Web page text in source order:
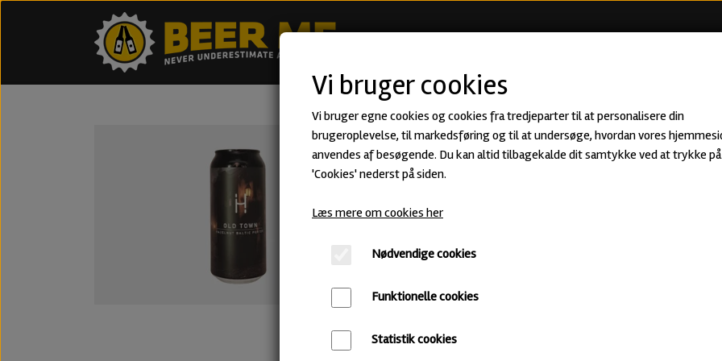
Old Town - Baltic Porter fra
60,00 kr.
Baltic Porter · ABV: 7,2% · Dåse: 44 cl.
Vi bruger cookies
Vi bruger egne cookies og cookies fra tredjeparter til at personalisere din
brugeroplevelse, til markedsføring og til at undersøge, hvordan vores
anvendes af besøgende. Du kan altid tilbagekalde dit samtykke ved at trykke
'Cookies' nederst på siden.
Læs mere om cookies her
Nødvendige cookies
Funktionelle cookies
Statistik cookies